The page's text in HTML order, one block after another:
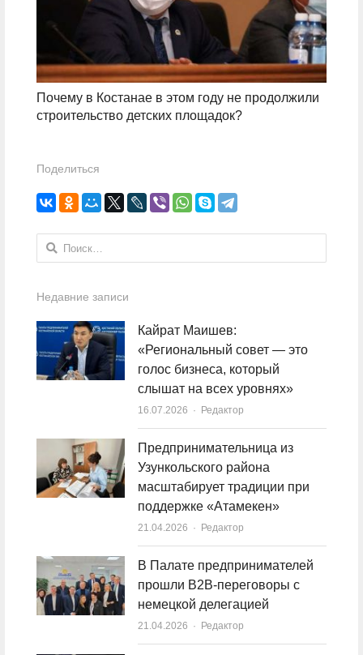
Почему в Костанае в этом году не продолжили
строительство детских площадок?
Поделиться
Найти:
Недавние записи
Кайрат Маишев:
«Региональный совет — это
голос бизнеса, который
слышат на всех уровнях»
16.07.2026 Author
Редактор
Предпринимательница из
Узункольского района
масштабирует традиции при
поддержке «Атамекен»
21.04.2026 Author
Редактор
В Палате предпринимателей
прошли B2B-переговоры с
немецкой делегацией
21.04.2026 Author
Редактор